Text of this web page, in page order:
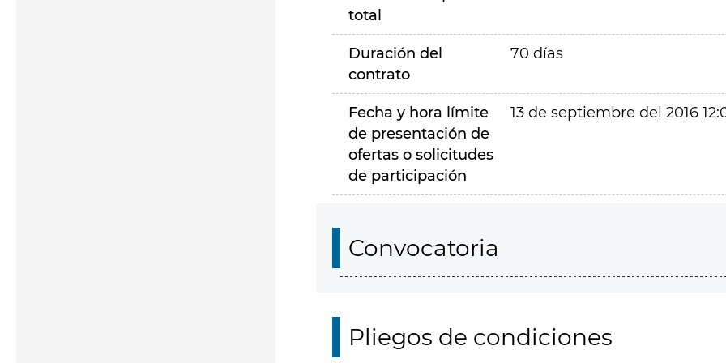
total
Duración del
contrato
70 días
Fecha y hora límite
de presentación de
ofertas o solicitudes
de participación
13 de septiembre del 2016
Convocatoria
Pliegos de condiciones